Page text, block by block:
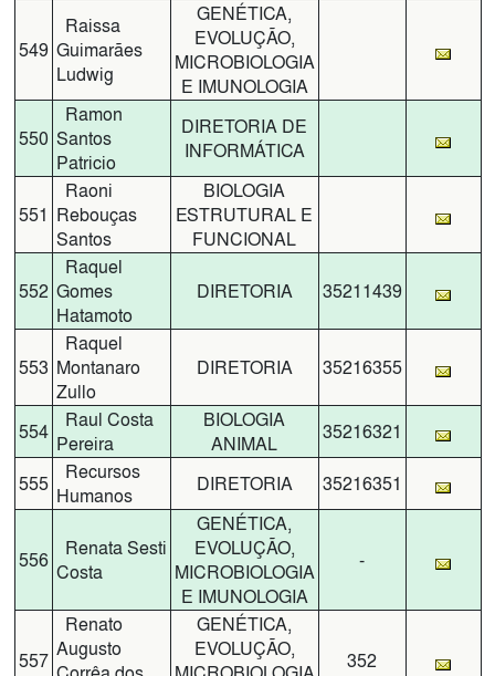
549
Raissa
Guimarães
Ludwig
GENÉTICA,
EVOLUÇÃO,
MICROBIOLOGIA
E IMUNOLOGIA
550
Ramon
Santos
Patricio
DIRETORIA DE
INFORMÁTICA
551
Raoni
Rebouças
Santos
BIOLOGIA
ESTRUTURAL E
FUNCIONAL
552
Raquel
Gomes
Hatamoto
DIRETORIA 35211439
553
Raquel
Montanaro
Zullo
DIRETORIA 35216355
554
Raul Costa
Pereira
BIOLOGIA
ANIMAL
35216321
555
Recursos
Humanos
DIRETORIA 35216351
556
Renata Sesti
Costa
GENÉTICA,
EVOLUÇÃO,
MICROBIOLOGIA
E IMUNOLOGIA
-
557
Renato
Augusto
GENÉTICA,
EVOLUÇÃO,
352